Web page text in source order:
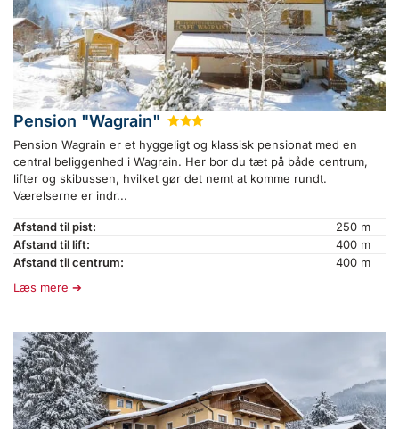
Pension "Wagrain" ★★
Pension Wagrain er et hyggeligt og klassisk pensionat med en
central beliggenhed i Wagrain. Her bor du tæt på både centrum,
lifter og skibussen, hvilket gør det nemt at komme rundt.
Værelserne er indr...
Afstand til pist:
250 m
Afstand til lift:
400 m
Afstand til centrum:
400 m
Læs mere